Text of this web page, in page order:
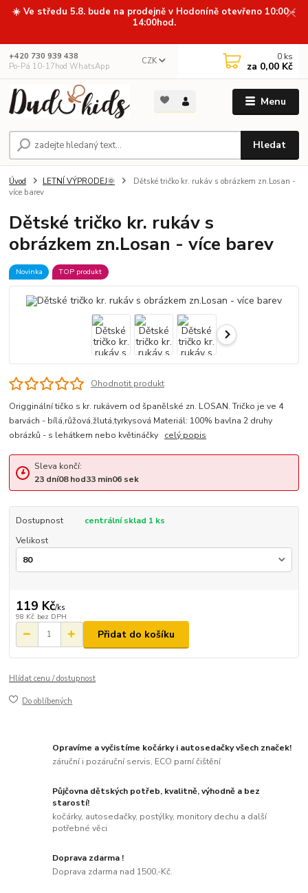
☀️ Ve středu 5.8. bude na prodejně v Hodoníně otevřeno 10:00 -
14:00hod.
Menu
CZK
Hledat
+420 730 939 438
Po-Pá 10-17hod WhatsApp
0 ks
za 0,00 Kč
Úvod LETNÍ VÝPRODEJ🌞
Dětské tričko kr. rukáv s obrázkem zn.Losan -
více barev
Dětské tričko kr. rukáv s
obrázkem zn.Losan - více barev
Novinka TOP produkt
Ohodnotit produkt
Origginální tičko s kr. rukávem od španělské zn. LOSAN. Tričko je ve 4
barvách - bílá,růžová,žlutá,tyrkysová Materiál: 100% bavlna 2 druhy
obrázků - s lehátkem nebo květináčky celý popis
Sleva končí:
23 dní08hod33min06sek
Dostupnost
centrální sklad 1 ks
Velikost
119 Kč/ks
98 Kč bez DPH
Přidat do košíku
Hlídat cenu / dostupnost
Do oblíbených
Opravíme a vyčistíme kočárky i autosedačky všech značek!
záruční i pozáruční servis, ECO parní čištění
Půjčovna dětských potřeb, kvalitně, výhodně a bez
starostí!
kočárky, autosedačky, postýlky, monitory dechu a další
potřebné věci
Doprava zdarma !
Doprava zdarma nad 1500,-Kč.